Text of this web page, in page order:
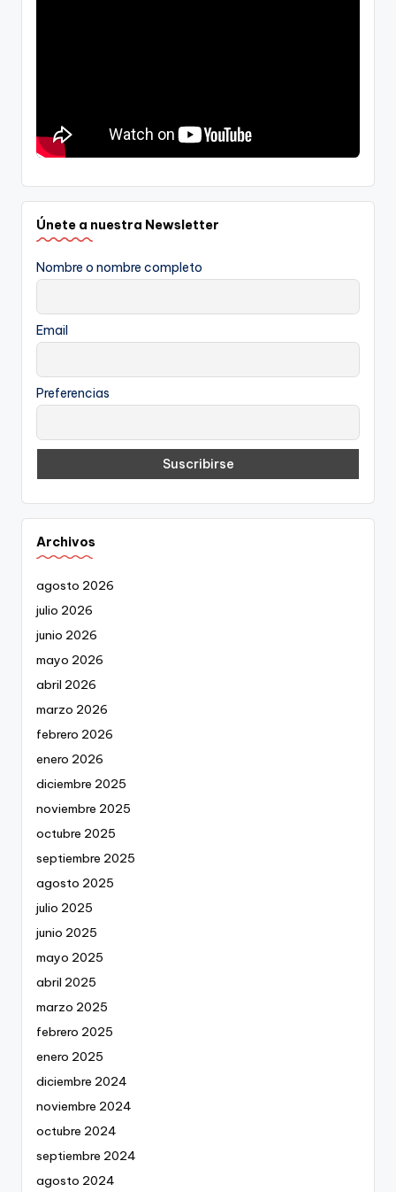
Únete a nuestra Newsletter
Nombre o nombre completo
Email
Preferencias
Archivos
agosto 2026
julio 2026
junio 2026
mayo 2026
abril 2026
marzo 2026
febrero 2026
enero 2026
diciembre 2025
noviembre 2025
octubre 2025
septiembre 2025
agosto 2025
julio 2025
junio 2025
mayo 2025
abril 2025
marzo 2025
febrero 2025
enero 2025
diciembre 2024
noviembre 2024
octubre 2024
septiembre 2024
agosto 2024